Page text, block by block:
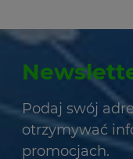
Podaj swój
otrzymywać
promocjach.